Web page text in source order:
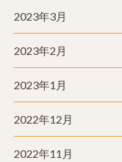
2023年3月
2023年2月
2023年1月
2022年12月
2022年11月